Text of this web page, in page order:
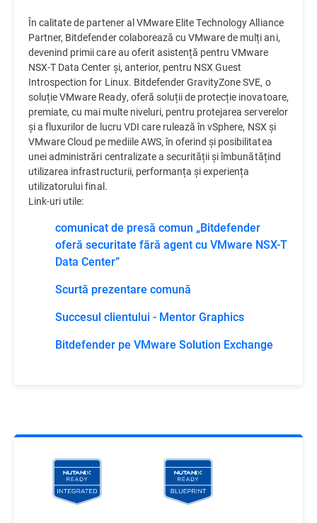
În calitate de partener al VMware Elite Technology Alliance
Partner, Bitdefender colaborează cu VMware de mulți ani,
devenind primii care au oferit asistență pentru VMware
NSX-T Data Center și, anterior, pentru NSX Guest
Introspection for Linux. Bitdefender GravityZone SVE, o
soluție VMware Ready, oferă soluții de protecție inovatoare,
premiate, cu mai multe niveluri, pentru protejarea serverelor
și a fluxurilor de lucru VDI care rulează în vSphere, NSX și
VMware Cloud pe mediile AWS, în oferind și posibilitatea
unei administrări centralizate a securității și îmbunătățind
utilizarea infrastructurii, performanța și experiența
utilizatorului final.
Link-uri utile:
comunicat de presă comun „Bitdefender
oferă securitate fără agent cu VMware NSX-T
Data Center”
Scurtă prezentare comună
Succesul clientului - Mentor Graphics
Bitdefender pe VMware Solution Exchange